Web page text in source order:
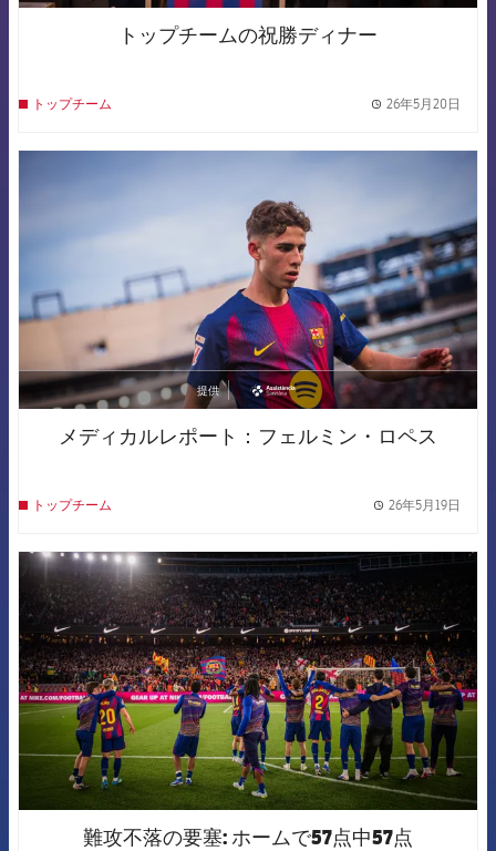
トップチームの祝勝ディナー
トップチーム 26年5月20日
提供
asistencia
メディカルレポート：フェルミン・ロペス
トップチーム 26年5月19日
FCB Barcelona badge
難攻不落の要塞: ホームで57点中57点